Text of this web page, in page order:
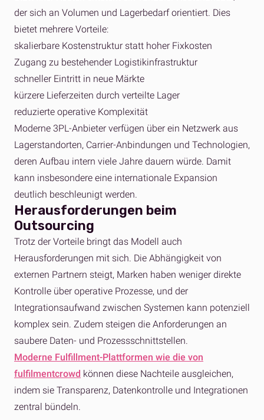
der sich an Volumen und Lagerbedarf orientiert. Dies
bietet mehrere Vorteile:
skalierbare Kostenstruktur statt hoher Fixkosten
Zugang zu bestehender Logistikinfrastruktur
schneller Eintritt in neue Märkte
kürzere Lieferzeiten durch verteilte Lager
reduzierte operative Komplexität
Moderne 3PL-Anbieter verfügen über ein Netzwerk aus
Lagerstandorten, Carrier-Anbindungen und Technologien,
deren Aufbau intern viele Jahre dauern würde. Damit
kann insbesondere eine internationale Expansion
deutlich beschleunigt werden.
Herausforderungen beim
Outsourcing
Trotz der Vorteile bringt das Modell auch
Herausforderungen mit sich. Die Abhängigkeit von
externen Partnern steigt, Marken haben weniger direkte
Kontrolle über operative Prozesse, und der
Integrationsaufwand zwischen Systemen kann potenziell
komplex sein. Zudem steigen die Anforderungen an
saubere Daten- und Prozessschnittstellen.
Moderne Fulfillment-Plattformen wie die von
fulfilmentcrowd können diese Nachteile ausgleichen,
indem sie Transparenz, Datenkontrolle und Integrationen
zentral bündeln.